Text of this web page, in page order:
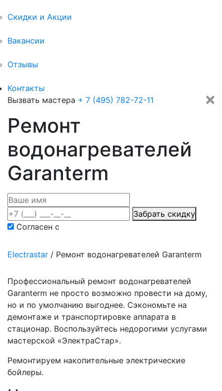
Скидки и Акции
Вакансии
Отзывы
Контакты
Вызвать мастера + 7 (495) 782-72-11
Ремонт
водонагревателей
Garanterm
Забрать скидку
Согласен с
Electrastar / Ремонт водонагревателей Garanterm
Профессиональный ремонт водонагревателей
Garanterm не просто возможно провести на дому,
но и по умолчанию выгоднее. Сэкономьте на
демонтаже и транспортировке аппарата в
стационар. Воспользуйтесь недорогими услугами
мастерской «ЭлектраСтар».
Ремонтируем накопительные электрические
бойлеры.